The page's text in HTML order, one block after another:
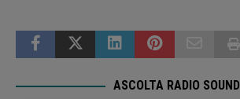
ASCOLTA RADIO SOUND